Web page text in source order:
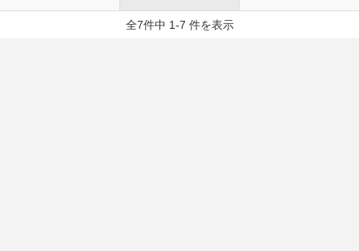
全7件中 1-7 件を表示